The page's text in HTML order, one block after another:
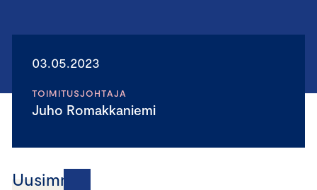
03.05.2023
TOIMITUSJOHTAJA
Juho Romakkaniemi
Uusimmat